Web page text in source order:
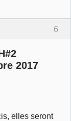
6
2017
elles seront